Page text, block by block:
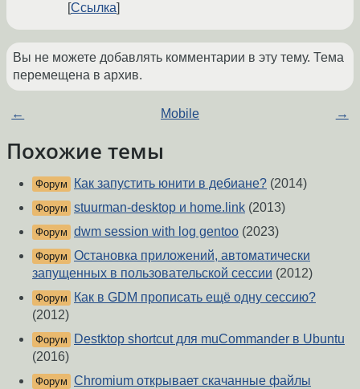
Ссылка
Вы не можете добавлять комментарии в эту тему. Тема
перемещена в архив.
← Mobile →
Похожие темы
Форум Как запустить юнити в дебиане? (2014)
Форум stuurman-desktop и home.link (2013)
Форум dwm session with log gentoo (2023)
Форум Остановка приложений, автоматически
запущенных в пользовательской сессии (2012)
Форум
Как в GDM прописать ещё одну сессию?
(2012)
Форум
Destktop shortcut для muCommander в Ubuntu
(2016)
Форум Chromium открывает скачанные файлы